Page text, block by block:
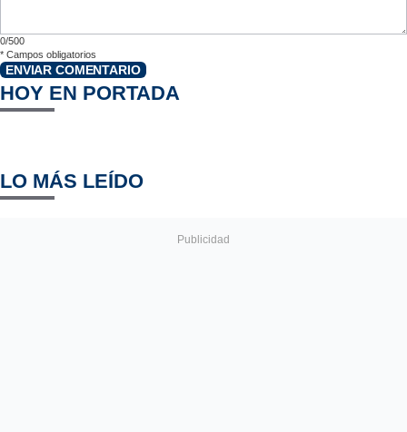
0/500
* Campos obligatorios
ENVIAR COMENTARIO
HOY EN PORTADA
LO MÁS LEÍDO